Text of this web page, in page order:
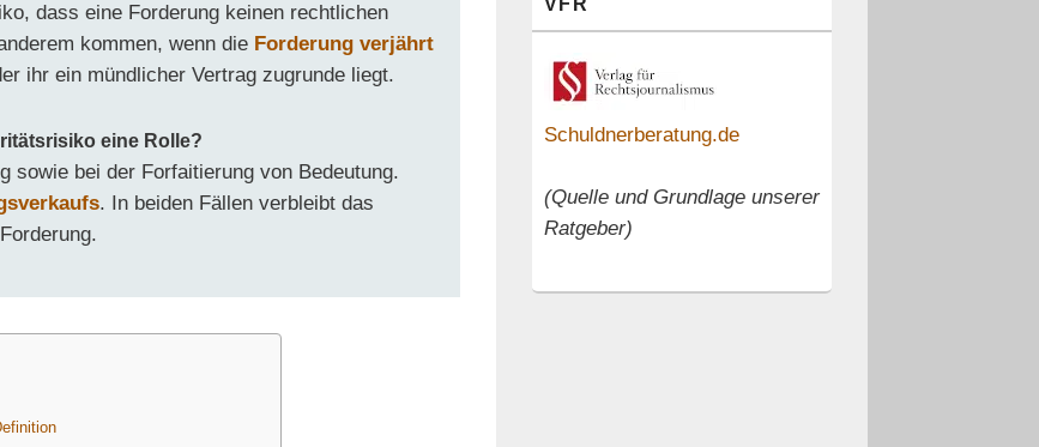
dass eine Forderung keinen rechtlichen
kommen, wenn die Forderung verjährt
ihr ein mündlicher Vertrag zugrunde liegt.
eine Rolle?
sowie bei der Forfaitierung von Bedeutung.
. In beiden Fällen verbleibt das
VFR
Schuldnerberatung.de
(Quelle und Grundlage unserer
Ratgeber)